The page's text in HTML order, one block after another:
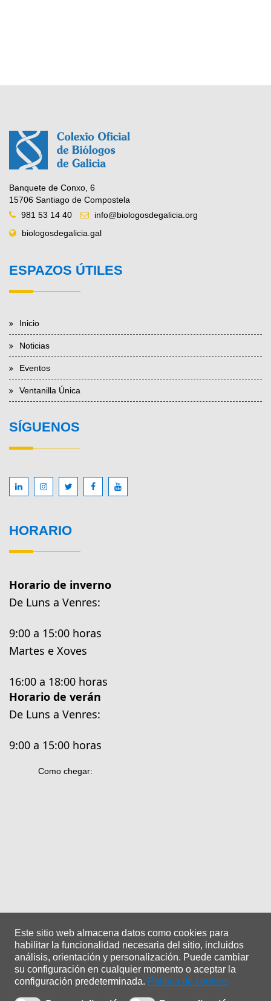
Este sitio web almacena datos como cookies para
habilitar la funcionalidad necesaria del sitio, incluidos
análisis, orientación y personalización. Puede cambiar
su configuración en cualquier momento o aceptar la
configuración predeterminada. Política de cookies
Banquete de Conxo, 6
15706 Santiago de Compostela
981 53 14 40
info@biologosdegalicia.org
biologosdegalicia.gal
ESPAZOS ÚTILES
Inicio
Noticias
Eventos
Ventanilla Única
SÍGUENOS
HORARIO
Horario de inverno
De Luns a Venres:
9:00 a 15:00 horas
Martes e Xoves
16:00 a 18:00 horas
Horario de verán
De Luns a Venres:
9:00 a 15:00 horas
Como chegar: